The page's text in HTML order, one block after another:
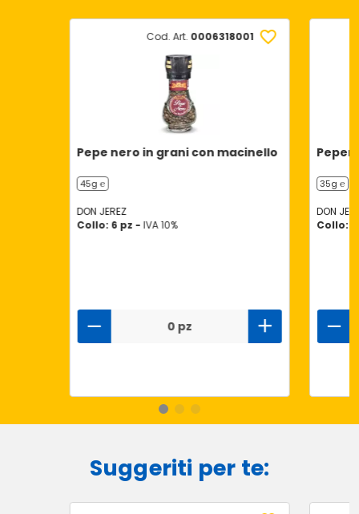
Cod. Art. 0006318001
Pepe nero in grani con macinello
45g ℮
DON JEREZ
Collo: 6 pz - IVA 10%
0 pz
35g ℮
DON
Collo:
Suggeriti per te: